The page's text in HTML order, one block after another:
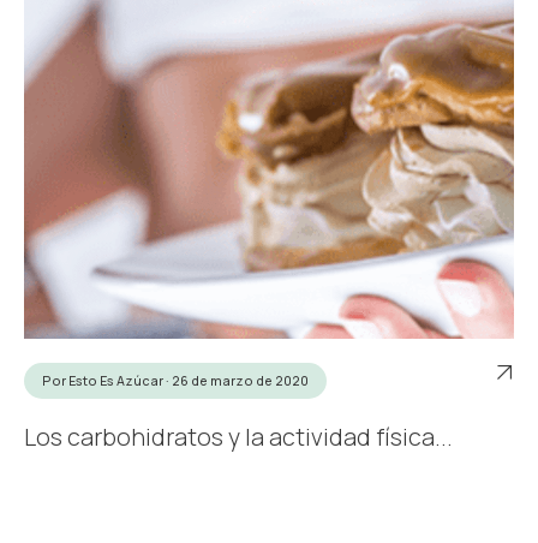
Por Esto Es Azúcar · 26 de marzo de 2020
Los carbohidratos y la actividad física...